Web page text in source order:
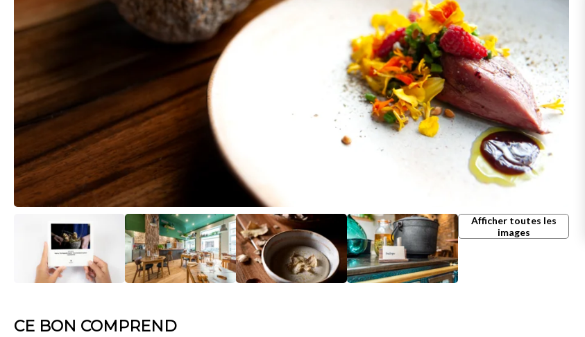
Afficher toutes les
images
CE BON COMPREND